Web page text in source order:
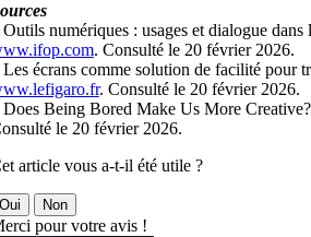
numériques : usages et dialogue dans
. Consulté le 20 février 2026.
écrans comme solution de facilité pour
. Consulté le 20 février 2026.
Does Being Bored Make Us More
le 20 février 2026.
article vous a-t-il été utile ?
Non
pour votre avis !